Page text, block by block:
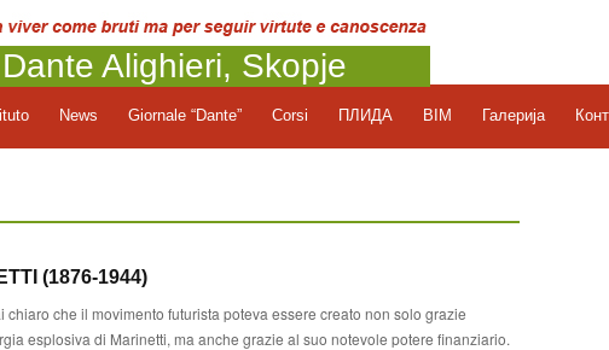
Alighieri, Skopje
News Giornale “Dante” Corsi ПЛИДА BIM Галерија
(1876-1944)
chiaro che il movimento futurista poteva essere creato non solo grazie
esplosiva di Marinetti, ma anche grazie al suo notevole potere finanziario.